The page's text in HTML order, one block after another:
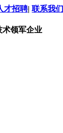
才招聘| 联系我们
术领军企业